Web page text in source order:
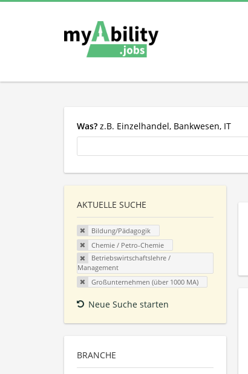
Was? z.B. Einzelhandel, Bankwesen, IT
AKTUELLE SUCHE
Bildung/Pädagogik
Chemie / Petro-Chemie
Betriebswirtschaftslehre /
Management
Großunternehmen (über 1000 MA)
Neue Suche starten
BRANCHE